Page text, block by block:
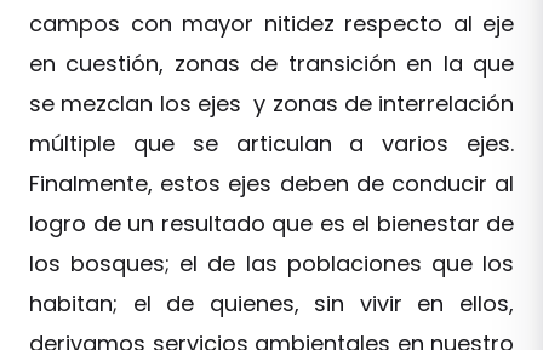
campos con mayor nitidez respecto al eje
en cuestión, zonas de transición en la que
se mezclan los ejes y zonas de interrelación
múltiple que se articulan a varios ejes.
Finalmente, estos ejes deben de conducir al
logro de un resultado que es el bienestar de
los bosques; el de las poblaciones que los
habitan; el de quienes, sin vivir en ellos,
derivamos servicios ambientales en nuestro